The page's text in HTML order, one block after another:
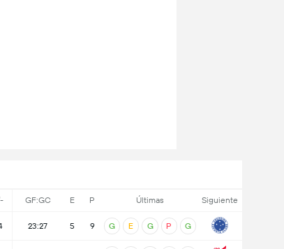
GF:GC E P Últimas Siguiente
23:27 5 9 G E G P G